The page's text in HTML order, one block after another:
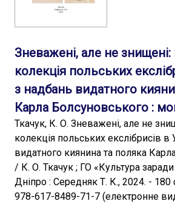
Зневажені, але не
колекція польських
з надбань видатного
Карла Болсуновського :
Ткачук, К. О. Зневажені, але не
колекція польських екслібрисів в
видатного киянина та поляка
/ К. О. Ткачук ; ГО «Культура
Дніпро : Середняк Т. К., 2024. - 180
978-617-8489-71-7 (електронне